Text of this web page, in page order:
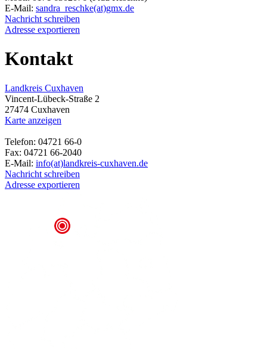
E-Mail: sandra_reschke(at)gmx.de
Nachricht schreiben
Adresse exportieren
Kontakt
Landkreis Cuxhaven
Vincent-Lübeck-Straße 2
27474 Cuxhaven
Karte anzeigen
Telefon: 04721 66-0
Fax: 04721 66-2040
E-Mail: info(at)landkreis-cuxhaven.de
Nachricht schreiben
Adresse exportieren